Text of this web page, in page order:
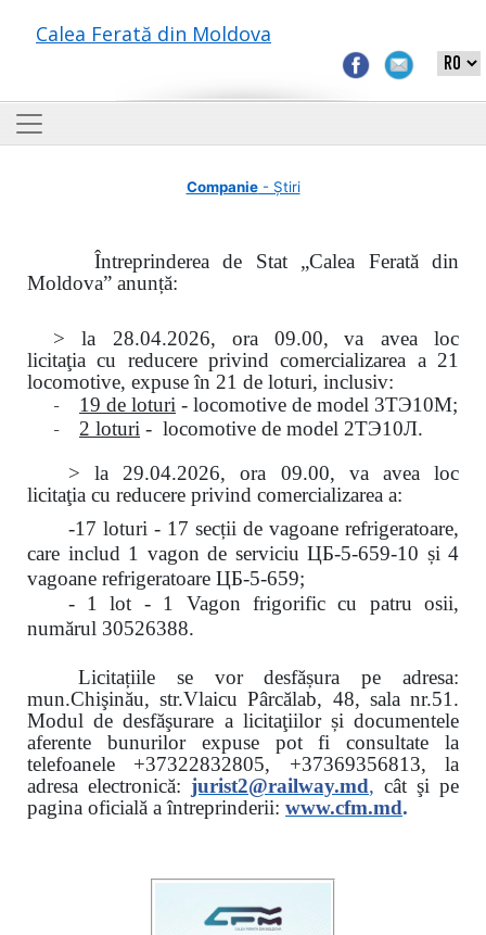
Calea Ferată din Moldova
Companie- Știri
Întreprinderea de Stat „Calea Ferată din
Moldova” anunță:
> la 28.04.2026, ora 09.00,
va avea loc
licitaţiacu reducere privind comercializarea a 21
locomotive, expuse în 21 de loturi, inclusiv:
- 19 de loturi - locomotive de model 3ТЭ10М;
- 2 loturi - locomotive de model 2ТЭ10Л.
> la 29.04.2026, ora 09.00, va avea loc
licitaţia cu reducere privind comercializarea a:
-17 loturi - 17 secții de vagoane refrigeratoare,
care includ 1 vagon de serviciu ЦБ-5-659-10 și 4
vagoane refrigeratoare ЦБ-5-659;
- 1 lot - 1 Vagon frigorific cu patru osii,
numărul 30526388.
Licitațiile se vor desfășura pe adresa:
mun.Chişinău, str.Vlaicu Pârcălab, 48, sala nr.51.
Modul de desfăşurare a licitaţiilor și documentele
aferente bunurilor expuse pot fi consultate la
telefoanele +37322832805, +37369356813, la
adresa electronică: jurist2@railway.md, cât şi pe
pagina oficială a întreprinderii: www.cfm.md.